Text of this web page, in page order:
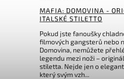
MAFIA: DOMOVINA -
ITALSKÉ STILETTO
Pokud jste fanoušky
filmových gangsterů nebo
Domovina, nemůžete
legendu mezi noži –
stiletta. Nejde jen o
který svým vzh...